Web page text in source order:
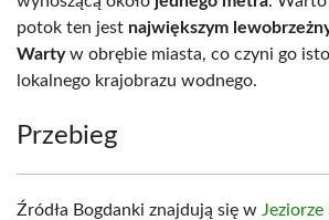
potok ten jest największym
Wartyw obrębie miasta, co czyni go
lokalnego krajobrazu wodnego.
Przebieg
Źródła Bogdanki znajdują się w